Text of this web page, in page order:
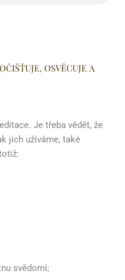
OSVĚCUJE A
Je třeba vědět, že
jich užíváme, také
svědomí;